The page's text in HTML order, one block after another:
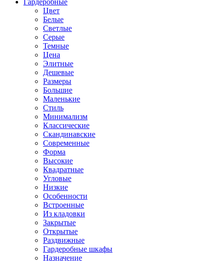
Гардеробные
Цвет
Белые
Светлые
Серые
Темные
Цена
Элитные
Дешевые
Размеры
Большие
Маленькие
Стиль
Минимализм
Классические
Скандинавские
Современные
Форма
Высокие
Квадратные
Угловые
Низкие
Особенности
Встроенные
Из кладовки
Закрытые
Открытые
Раздвижные
Гардеробные шкафы
Назначение